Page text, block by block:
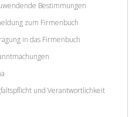
Bestimmungen
zum Firmenbuch
in das Firmenbuch
und Verantwortlichkeit